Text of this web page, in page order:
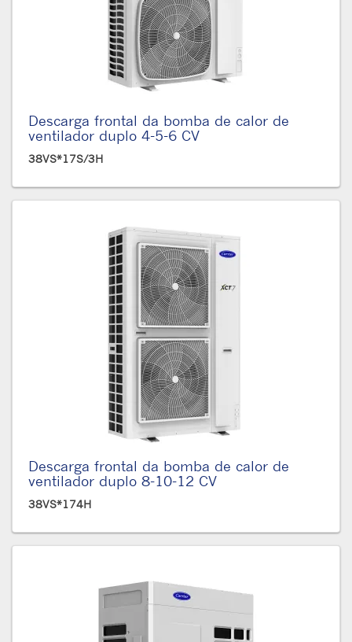
Descarga frontal da bomba de calor de
ventilador duplo 4-5-6 CV
38VS*17S/3H
Descarga frontal da bomba de calor de
ventilador duplo 8-10-12 CV
38VS*174H